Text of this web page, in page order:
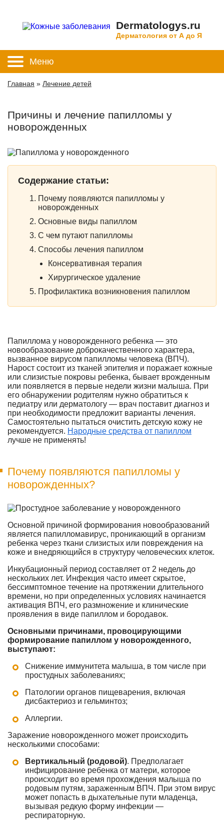
Dermatologys.ru
Дерматология от А до Я
Меню
Главная » Лечение детей
Причины и лечение папилломы у
новорожденных
Содержание статьи:
Почему появляются папилломы у
новорожденных
Основные виды папиллом
С чем путают папилломы
Способы лечения папиллом
Консервативная терапия
Хирургическое удаление
Профилактика возникновения папиллом
Папиллома у новорожденного ребенка — это
новообразование доброкачественного характера,
вызванное вирусом папилломы человека (ВПЧ).
Нарост состоит из тканей эпителия и поражает кожные
или слизистые покровы ребенка, бывает врожденным
или появляется в первые недели жизни малыша. При
его обнаружении родителям нужно обратиться к
педиатру или дерматологу — врач поставит диагноз и
при необходимости предложит варианты лечения.
Самостоятельно пытаться очистить детскую кожу не
рекомендуется. Народные средства от папиллом
лучше не применять!
Почему появляются папилломы у
новорожденных?
Основной причиной формирования новообразований
является папилломавирус, проникающий в организм
ребенка через ткани слизистых или повреждения на
коже и внедряющийся в структуру человеческих клеток.
Инкубационный период составляет от 2 недель до
нескольких лет. Инфекция часто имеет скрытое,
бессимптомное течение на протяжении длительного
времени, но при определенных условиях начинается
активация ВПЧ, его размножение и клинические
проявления в виде папиллом и бородавок.
Основными причинами, провоцирующими
формирование папиллом у новорожденного,
выступают:
Снижение иммунитета малыша, в том числе при
простудных заболеваниях;
Патологии органов пищеварения, включая
дисбактериоз и гельминтоз;
Аллергии.
Заражение новорожденного может происходить
несколькими способами:
Вертикальный (родовой). Предполагает
инфицирование ребенка от матери, которое
происходит во время прохождения малыша по
родовым путям, зараженным ВПЧ. При этом вирус
может попасть в дыхательные пути младенца,
вызывая редкую форму инфекции —
респираторную.